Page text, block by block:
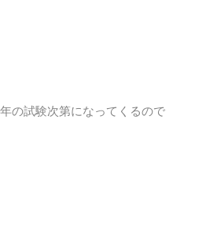
の試験次第になってくるので